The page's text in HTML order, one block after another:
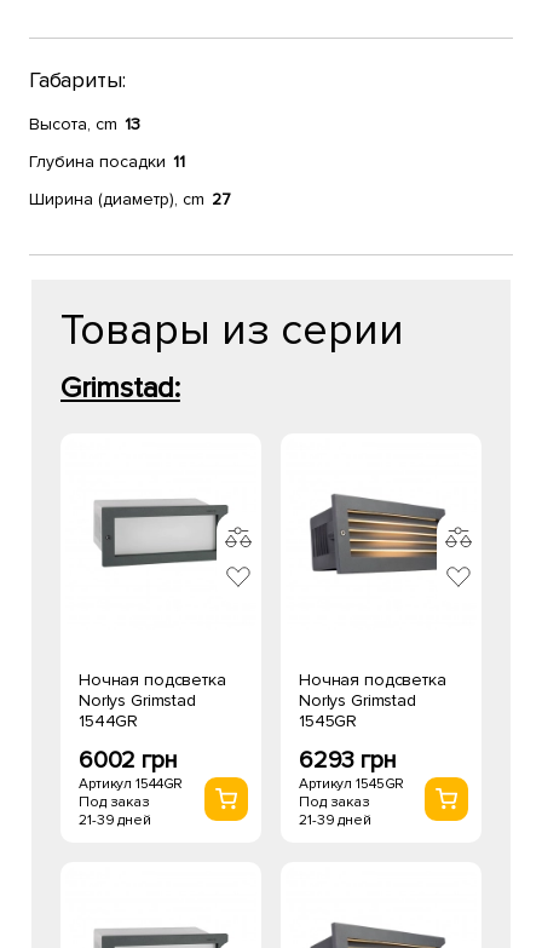
Габариты:
Высота, cm 13
Глубина посадки 11
Ширина (диаметр), cm 27
Товары из серии
Grimstad:
Ночная подсветка
Norlys Grimstad
1544GR
6002 грн
Артикул 1544GR
Под заказ
21-39 дней
Ночная подсветка
Norlys Grimstad
1545GR
6293 грн
Артикул 1545GR
Под заказ
21-39 дней